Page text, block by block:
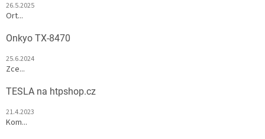
26.5.2025
Ort...
Onkyo TX-8470
25.6.2024
Zce...
TESLA na htpshop.cz
21.4.2023
Kom...